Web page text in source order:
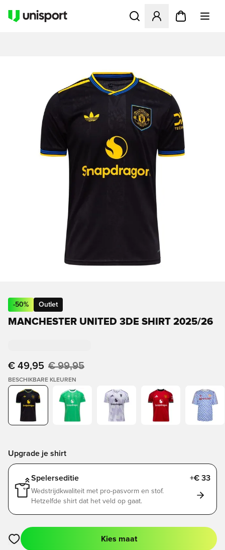
Opent een venster om in
-50% Outlet
MANCHESTER UNITED 3DE SHIRT 2025/26
€ 49,95 € 99,95
BESCHIKBARE KLEUREN
Upgrade je shirt
Spelerseditie +€ 33
Wedstrijdkwaliteit met pro-pasvorm en stof.
Hetzelfde shirt dat het veld op gaat.
Opent een venster om in te loggen of je aan te melden als lid
Kies maat